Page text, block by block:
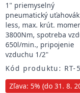
1" priemyselný
pneumatický
less, max. krút.
3800Nm, spotreba
650l/min., pripojenie
vzduchu 1/2"
Kód produktu: RT-
Zľava: 5% (do 31. 8.